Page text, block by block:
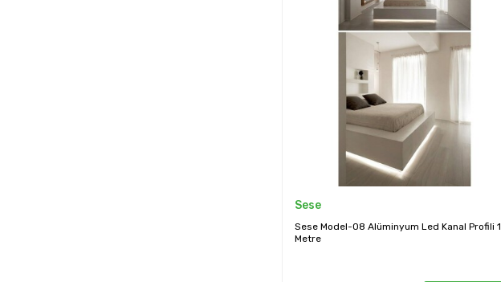
Sese
Sese Model-08 Alüminyum Led Kanal Profili 1
Metre